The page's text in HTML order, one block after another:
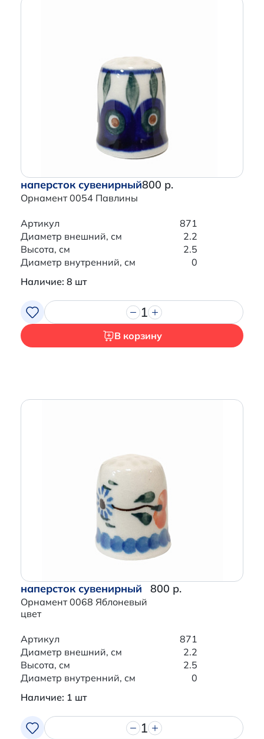
наперсток сувенирный
Орнамент 0054 Павлины
800 р.
Артикул
871
Диаметр внешний, см
2.2
Высота, см
2.5
Диаметр внутренний, см
0
Наличие: 8 шт
1
В корзину
наперсток сувенирный
Орнамент 0068 Яблоневый
цвет
800 р.
Артикул
871
Диаметр внешний, см
2.2
Высота, см
2.5
Диаметр внутренний, см
0
Наличие: 1 шт
1